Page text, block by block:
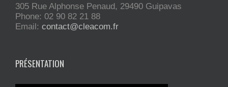
305 Rue Alphonse Penaud, 29490 Guipavas
Phone: 02 90 82 21 88
Email: contact@cleacom.fr
PRÉSENTATION